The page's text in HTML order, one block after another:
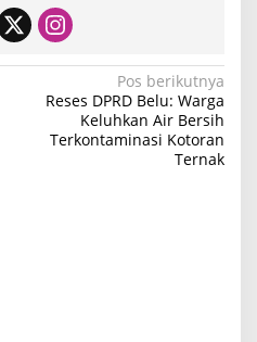
Pos berikutnya
Reses DPRD Belu: Warga
Keluhkan Air Bersih
Terkontaminasi Kotoran
Ternak